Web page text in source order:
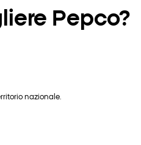
Pepco?
nazionale.